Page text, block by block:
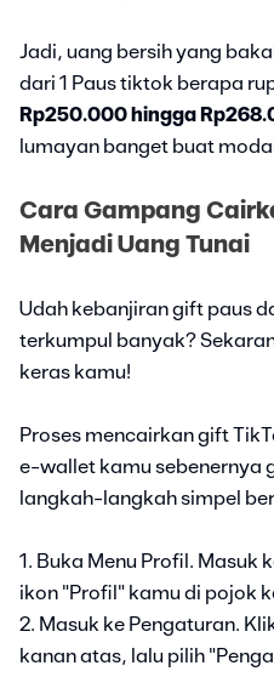
Jadi, uang bersih yang
dari 1 Paus tiktok berapa
Rp250.000 hingga
lumayan banget buat
Cara Gampang
Menjadi Uang Tunai
Udah kebanjiran gift paus
terkumpul banyak?
keras kamu!
Proses mencairkan gift
e-wallet kamu sebenernya
langkah-langkah simpel
1. Buka Menu Profil. Masuk
ikon "Profil" kamu di pojok
2. Masuk ke Pengaturan.
kanan atas, lalu pilih